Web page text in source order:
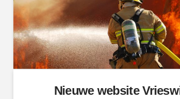
Nieuwe website